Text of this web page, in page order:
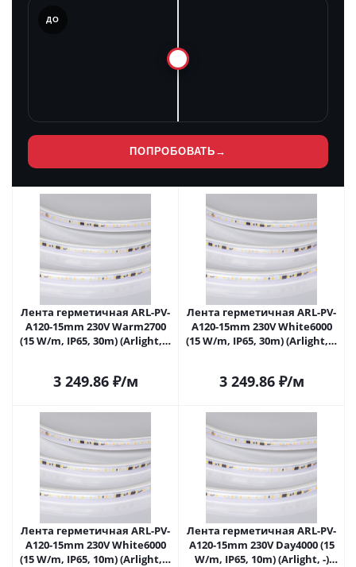
ДО
ПОПРОБОВАТЬ →
Лента герметичная ARL-PV-
A120-15mm 230V Warm2700
(15 W/m, IP65, 30m) (Arlight, -)
3 249.86₽/м
Лента герметичная ARL-PV-
A120-15mm 230V White6000
(15 W/m, IP65, 30m) (Arlight, -)
3 249.86₽/м
Лента герметичная ARL-PV-
A120-15mm 230V White6000
(15 W/m, IP65, 10m) (Arlight, -)
Лента герметичная ARL-PV-
A120-15mm 230V Day4000 (15
W/m, IP65, 10m) (Arlight, -)